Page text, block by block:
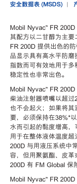
安全数据表 (MSDS)
Mobil Nyvac™ FR
其配方以二甘醇为主要
FR 200D 提供出色的
品显示具有高水平防磨
指数而可有效地用于
稳定性也非常出色。
Mobil Nyvac™ FR 200D
柴油注射器喷嘴以超过
也不会起火；如果将
要，必须保持在38%*
水而引起的黏度增高，
用于在整体液体温度超
200D 与用液压系统中
容，但用聚氨酯、皮革
200D 有 FM Global 保
Mobil Nyvac™ FR 200D